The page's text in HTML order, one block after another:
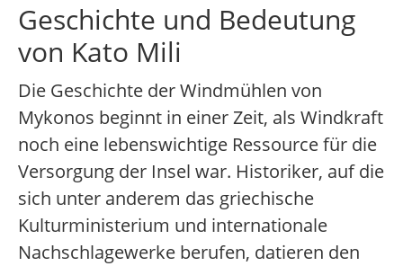
Geschichte und Bedeutung
von Kato Mili
Die Geschichte der Windmühlen von
Mykonos beginnt in einer Zeit, als Windkraft
noch eine lebenswichtige Ressource für die
Versorgung der Insel war. Historiker, auf die
sich unter anderem das griechische
Kulturministerium und internationale
Nachschlagewerke berufen, datieren den